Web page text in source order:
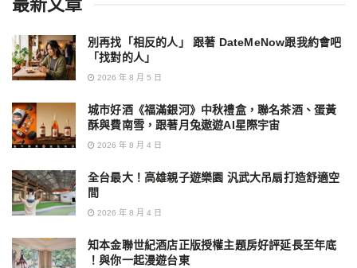
最新文章
別再找「相反的人」 跟著 DateMeNow跟我約會吧
「找對的人」
2026 年 8 月 5 日
城市好酒《福滿銀河》中秋禮盒，聯名茶酒、蛋黃
酥與費南雪，跟著月兔遨遊AI星際宇宙
2026 年 8 月 4 日
全台最大！高雄親子遊樂園 汎武大吊扇打造舒適空
間
2026 年 8 月 4 日
知本金聯世紀酒店正版授權主題房好評延長至年底
！與你一起漫遊台東